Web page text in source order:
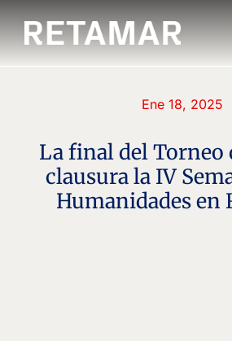
Ene 18, 2025
La final del Torneo
clausura la IV
Humanidades en